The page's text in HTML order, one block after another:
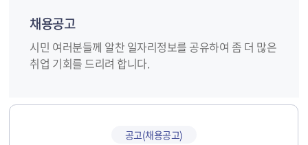
채용공고
시민 여러분들께 알찬 일자리정보를 공유하여 좀 더 많은
취업 기회를 드리려 합니다.
공고(채용공고)